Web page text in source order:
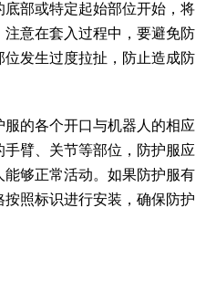
部或特定起始部位开始，将
意在套入过程中，要避免防
发生过度拉扯，防止造成防
的各个开口与机器人的相应
臂、关节等部位，防护服应
够正常活动。如果防护服有
照标识进行安装，确保防护